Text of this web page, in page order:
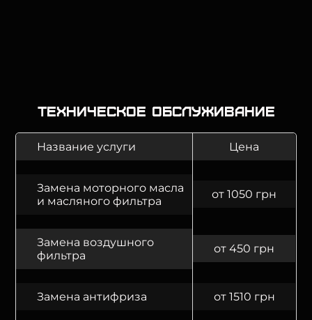
Техническое обслуживание
Название услуги Цена
Замена моторного масла
и масляного фильтра
от 1050 грн
Замена воздушного
фильтра
от 450 грн
Замена антифриза от 1510 грн